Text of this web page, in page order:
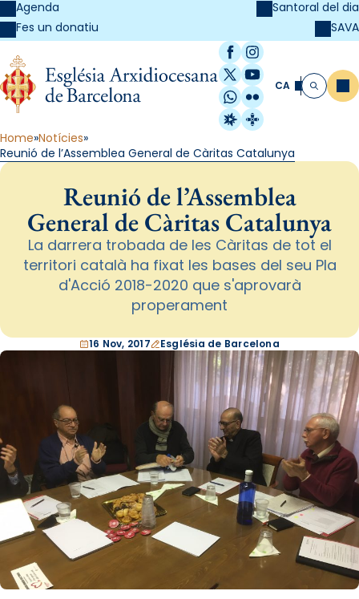
Agenda
Fes un donatiu
Santoral del dia
SAVA
Facebook
Instagram
X / Twitter
YouTube
WhatsApp
Flickr
Radio Estel
Catalunya
CA Cerca
Home Notícies
Reunió de l’Assemblea General de Càritas Catalunya
Reunió de l’Assemblea
General de Càritas Catalunya
La darrera trobada de les Càritas de tot el
territori català ha fixat les bases del seu Pla
d'Acció 2018-2020 que s'aprovarà
properament
16 Nov, 2017 Església de Barcelona